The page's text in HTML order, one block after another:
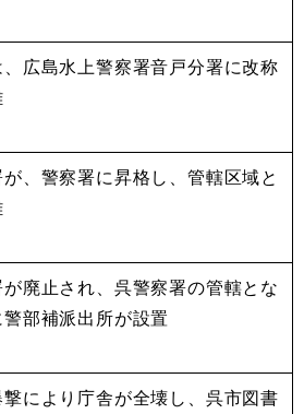
広島水上警察署音戸分署に改称
、警察署に昇格し、管轄区域と
廃止され、呉警察署の管轄とな
部補派出所が設置
により庁舎が全壊し、呉市図書